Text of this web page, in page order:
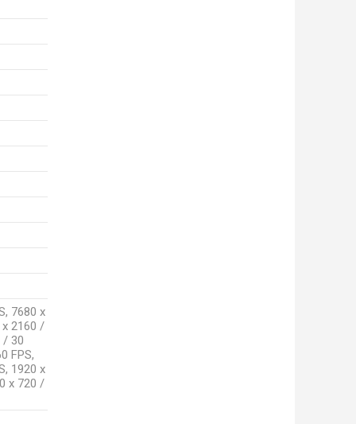
7680 x
x 2160 /
/ 30
FPS,
1920 x
x 720 /